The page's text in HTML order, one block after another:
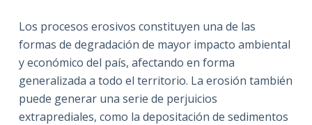
Los procesos erosivos constituyen una de las
formas de degradación de mayor impacto ambiental
y económico del país, afectando en forma
generalizada a todo el territorio. La erosión también
puede generar una serie de perjuicios
extraprediales, como la depositación de sedimentos